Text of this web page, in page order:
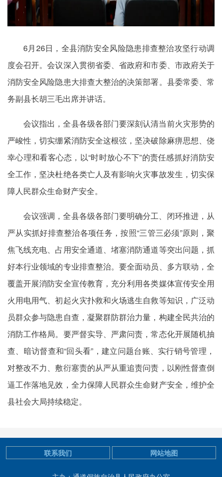
6月26日，全县消防安全风险隐患排查整治攻坚行动调
度会召开。会议深入贯彻省委、省政府和市委、市政府关于
消防安全风险隐患大排查大整治的决策部署。县委常委、常
务副县长胡三毛出席并讲话。
会议指出，全县各级各部门要深刻认清当前火灾形势的
严峻性，切实绷紧消防安全这根弦，坚决破除麻痹思想、侥
幸心理和看客心态，以“时时放心不下”的责任感抓好消防安
全工作，坚决杜绝各类亡人及有影响火灾事故发生，切实保
障人民群众生命财产安全。
会议强调，全县各级各部门要明确分工、闭环推进，从
严从实抓好排查整治各项任务，按照“三管三必须”原则，聚
焦飞线充电、占用安全通道、堵塞消防通道等突出问题，抓
好本行业领域的专业排查整治。要全面动员、多方联动，全
覆盖开展消防安全宣传教育，充分利用各类媒体宣传安全用
火用电用气、初起火灾扑救和火场逃生自救等知识，广泛动
员群众参与隐患自查，凝聚群防群治力量，构建全民共治的
消防工作格局。要严督实导、严肃问责，常态化开展随机抽
查、暗访督查和“回头看”，建立问题台账、实行销号管理，
对整改不力、敷衍塞责的从严从重追责问责，以刚性督查倒
逼工作落地见效，全力保障人民群众生命财产安全，维护全
县社会大局持续稳定。
联系我们 网站地图